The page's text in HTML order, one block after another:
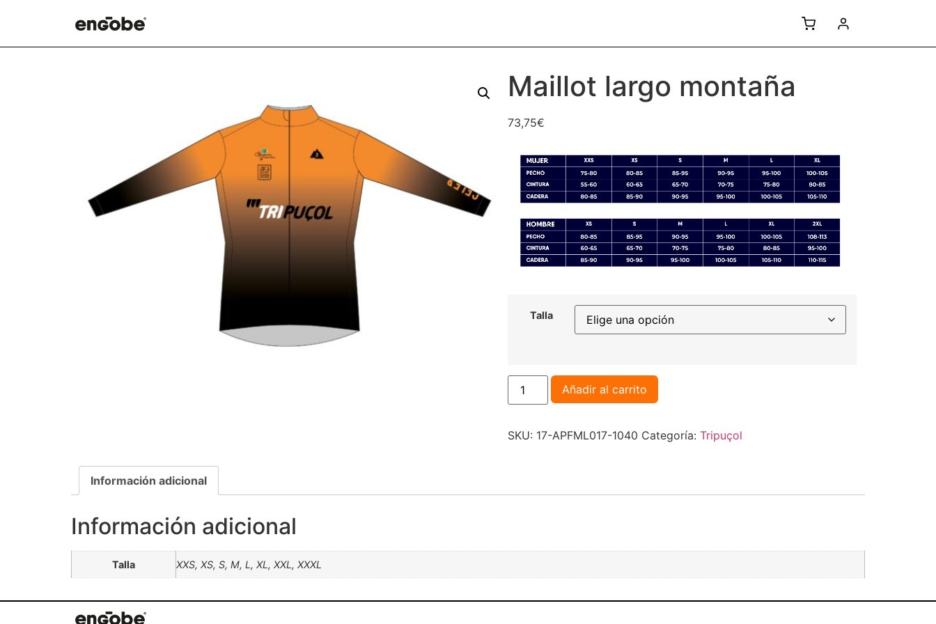
Maillot largo montaña
73,75€
Talla
Añadir al carrito
SKU: 17-APFML017-1040 Categoría: Tripuçol
Información adicional
Información adicional
Talla XXS, XS, S, M, L, XL, XXL, XXXL